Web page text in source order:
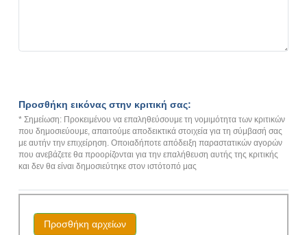
Προσθήκη εικόνας στην κριτική σας:
* Σημείωση: Προκειμένου να επαληθεύσουμε τη νομιμότητα των κριτικών
που δημοσιεύουμε, απαιτούμε αποδεικτικά στοιχεία για τη σύμβασή σας
με αυτήν την επιχείρηση. Οποιαδήποτε απόδειξη παραστατικών αγορών
που ανεβάζετε θα προορίζονται για την επαλήθευση αυτής της κριτικής
και δεν θα είναι δημοσιεύτηκε στον ιστότοπό μας
Προσθήκη αρχείων